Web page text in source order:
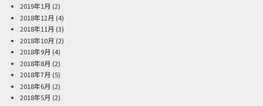
2019年1月 (2)
2018年12月 (4)
2018年11月 (3)
2018年10月 (2)
2018年9月 (4)
2018年8月 (2)
2018年7月 (5)
2018年6月 (2)
2018年5月 (2)